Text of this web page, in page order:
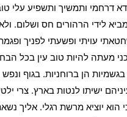
דרחמי ותמשיך ותשפיע עלי
לידי הרהורים חס ושלום.
עויתי ופשעתי לפניך
מעתה להיות טוב עין בכל
הן ברוחניות. בגוף
ישיתו לנטות בארץ. צרי
יוציא מרשת רגלי. אליך